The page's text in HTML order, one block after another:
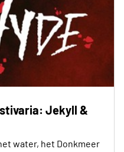
Jekyll &
water, het Donkmeer